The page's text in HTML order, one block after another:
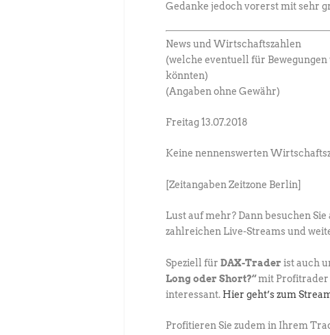
Gedanke jedoch vorerst mit sehr
News und Wirtschaftszahlen
(welche eventuell für
könnten)
(Angaben ohne Gewähr)
Freitag 13.07.2018
Keine nennenswerten
[Zeitangaben Zeitzone Berlin]
Lust auf mehr? Dann besuchen
zahlreichen Live-Streams und
Speziell für DAX-Trader ist auch
Long oder Short?“mit Profitrader
interessant. Hier geht’s zum
Profitieren Sie zudem in Ihrem